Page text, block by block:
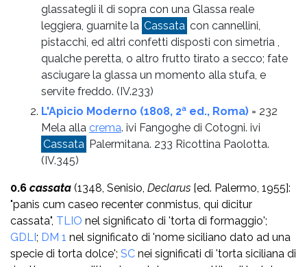
glassategli il di sopra con una Glassa reale
leggiera, guarnite la Cassata con cannellini,
pistacchi, ed altri confetti disposti con simetria ,
qualche peretta, o altro frutto tirato a secco; fate
asciugare la glassa un momento alla stufa, e
servite freddo. (IV.233)
L'Apicio Moderno (1808, 2ª ed., Roma) = 232
Mela alla crema. ivi Fangoghe di Cotogni. ivi
Cassata Palermitana. 233 Ricottina Paolotta.
(IV.345)
0.6 cassata (1348, Senisio, Declarus [ed. Palermo, 1955]:
"panis cum caseo recenter conmistus, qui dicitur
cassata", TLIO nel significato di 'torta di formaggio';
GDLI; DM 1 nel significato di 'nome siciliano dato ad una
specie di torta dolce'; SC nei significati di 'torta siciliana di